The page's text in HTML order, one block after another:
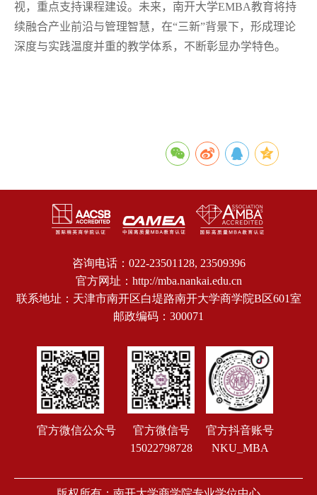
视，重点支持课程建设。未来，南开大学EMBA教育将持
续融合产业前沿与管理智慧，在“三新”背景下，形成理论
深度与实践温度并重的教学体系，不断彰显办学特色。
咨询电话：022-23501128, 23509396
官方网址：http://mba.nankai.edu.cn
联系地址：天津市南开区白堤路南开大学商学院B区601室
邮政编码：300071
官方微信公众号
官方微信号
15022798728
官方抖音账号
NKU_MBA